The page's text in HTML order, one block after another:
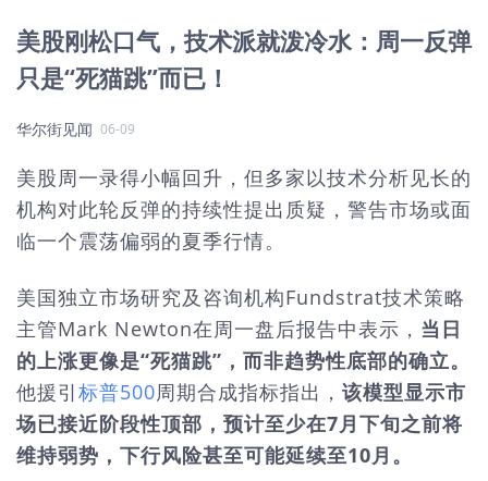
美股刚松口气，技术派就泼冷水：周一反弹
只是“死猫跳”而已！
华尔街见闻 06-09
美股周一录得小幅回升，但多家以技术分析见长的
机构对此轮反弹的持续性提出质疑，警告市场或面
临一个震荡偏弱的夏季行情。
美国独立市场研究及咨询机构Fundstrat技术策略
主管Mark Newton在周一盘后报告中表示， 当日
的上涨更像是“死猫跳”，而非趋势性底部的确立。
他援引标普500周期合成指标指出， 该模型显示市
场已接近阶段性顶部，预计至少在7月下旬之前将
维持弱势，下行风险甚至可能延续至10月。